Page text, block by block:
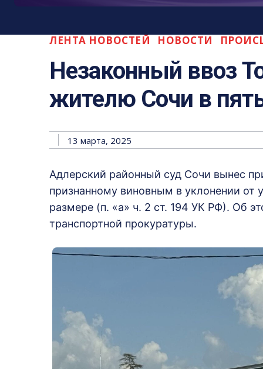
ЛЕНТА НОВОСТЕЙ НОВОСТИ
Незаконный ввоз
жителю Сочи в
13 марта, 2025
Адлерский районный суд Сочи вынес
признанному виновным в уклонении
размере (п. «а» ч. 2 ст. 194 УК РФ). Об
транспортной прокуратуры.